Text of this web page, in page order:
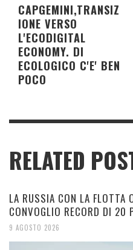
CAPGEMINI,TRANSIZ
IONE VERSO
L'ECODIGITAL
ECONOMY. DI
ECOLOGICO C'E' BEN
POCO
RELATED
LA RUSSIA CON LA FLOTTA
CONVOGLIO RECORD DI 20
9 AGOSTO 2026